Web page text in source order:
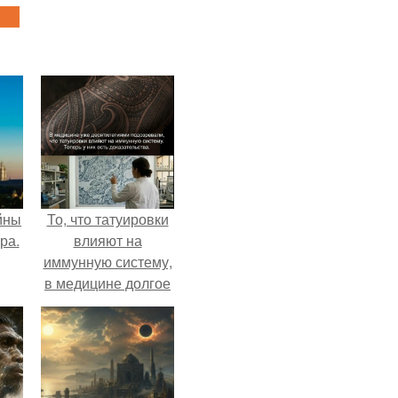
То, что татуировки
влияют на
иммунную систему,
в медицине долгое
время
рассматривалось
лишь как гипотеза.